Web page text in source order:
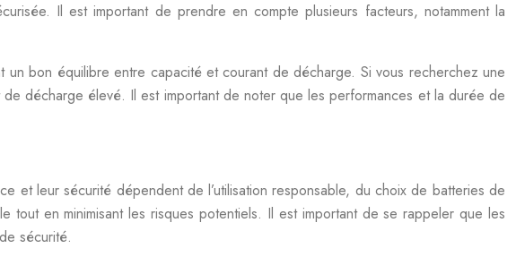
Il est important de prendre en compte plusieurs facteurs, notamment la
bon équilibre entre capacité et courant de décharge. Si vous recherchez une
décharge élevé. Il est important de noter que les performances et la durée de
et leur sécurité dépendent de l’utilisation responsable, du choix de batteries de
tout en minimisant les risques potentiels. Il est important de se rappeler que les
sécurité.